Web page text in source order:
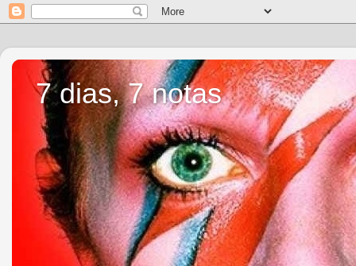
7 dias, 7 notas